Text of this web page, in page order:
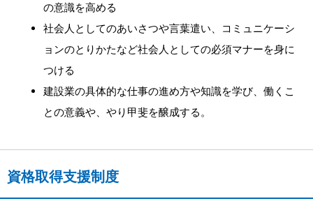
の意識を高める
社会人としてのあいさつや言葉遣い、コミュニケーシ
ョンのとりかたなど社会人としての必須マナーを身に
つける
建設業の具体的な仕事の進め方や知識を学び、働くこ
との意義や、やり甲斐を醸成する。
資格取得支援制度